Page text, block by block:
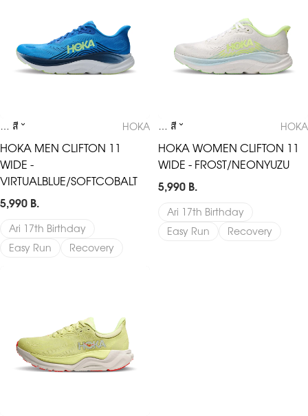
… สี HOKA
HOKA MEN CLIFTON 11
WIDE -
VIRTUALBLUE/SOFTCOBALT
5,990 B.
Ari 17th Birthday
Easy Run
Recovery
… สี HOKA
HOKA WOMEN CLIFTON 11
WIDE - FROST/NEONYUZU
5,990 B.
Ari 17th Birthday
Easy Run
Recovery